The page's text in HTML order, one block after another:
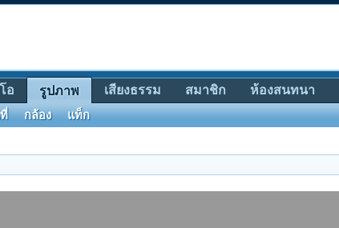
อ รูปภาพ
กล้อง แท็ก
เสียงธรรม สมาชิก ห้องสนทนา